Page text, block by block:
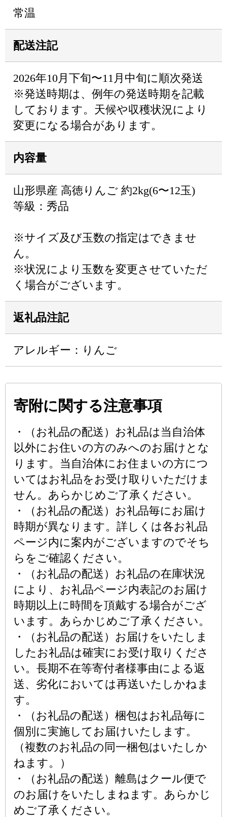
常温
配送注記
2026年10月下旬〜11月中旬に順次発送
※発送時期は、例年の発送時期を記載
しております。天候や収穫状況により
変更になる場合があります。
内容量
山形県産 高徳りんご 約2kg(6〜12玉)
等級：秀品
※サイズ及び玉数の指定はできませ
ん。
※状況により玉数を変更させていただ
く場合がございます。
返礼品注記
アレルギー：りんご
寄附に関する注意事項
・（お礼品の配送）お礼品は当自治体
以外にお住いの方のみへのお届けとな
ります。当自治体にお住まいの方につ
いてはお礼品をお受け取りいただけま
せん。あらかじめご了承ください。
・（お礼品の配送）お礼品毎にお届け
時期が異なります。詳しくは各お礼品
ページ内に案内がございますのでそち
らをご確認ください。
・（お礼品の配送）お礼品の在庫状況
により、お礼品ページ内表記のお届け
時期以上に時間を頂戴する場合がござ
います。あらかじめご了承ください。
・（お礼品の配送）お届けをいたしま
したお礼品は確実にお受け取りくださ
い。長期不在等寄付者様事由による返
送、劣化においては再送いたしかねま
す。
・（お礼品の配送）梱包はお礼品毎に
個別に実施してお届けいたします。
（複数のお礼品の同一梱包はいたしか
ねます。）
・（お礼品の配送）離島はクール便で
のお届けをいたしまねます。あらかじ
めご了承ください。